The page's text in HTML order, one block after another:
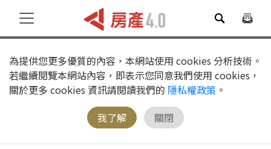
為提供您更多優質的內容，本網站使用 cookies 分析技術。
若繼續閱覽本網站內容，即表示您同意我們使用 cookies，
關於更多 cookies 資訊請閱讀我們的 隱私權政策 。
我了解
關閉